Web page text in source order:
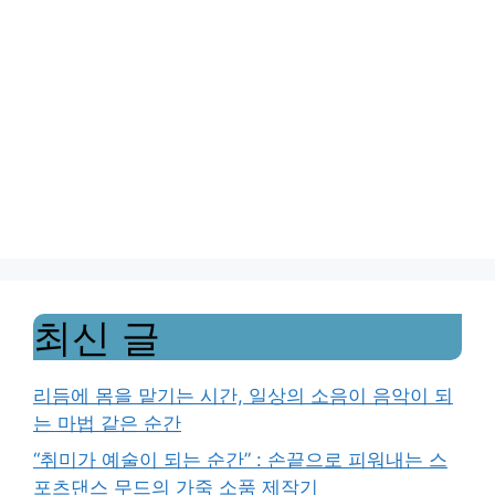
최신 글
리듬에 몸을 맡기는 시간, 일상의 소음이 음악이 되
는 마법 같은 순간
“취미가 예술이 되는 순간” : 손끝으로 피워내는 스
포츠댄스 무드의 가죽 소품 제작기